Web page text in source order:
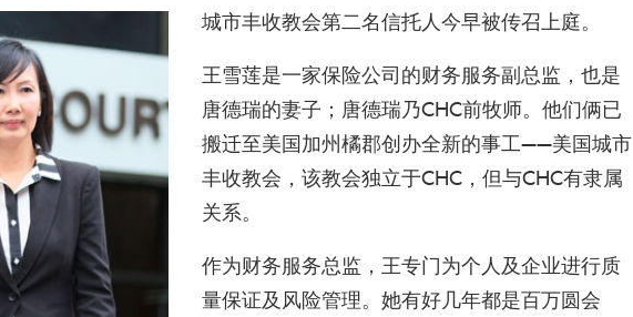
城市丰收教会第二名信托人今早被传召上庭。
王雪莲是一家保险公司的财务服务副总监，也是
唐德瑞的妻子；唐德瑞乃CHC前牧师。他们俩已
搬迁至美国加州橘郡创办全新的事工——美国城市
丰收教会，该教会独立于CHC，但与CHC有隶属
关系。
作为财务服务总监，王专门为个人及企业进行质
量保证及风险管理。她有好几年都是百万圆会